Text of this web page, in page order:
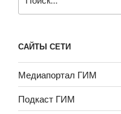
САЙТЫ СЕТИ
Медиапортал ГИМ
Подкаст ГИМ